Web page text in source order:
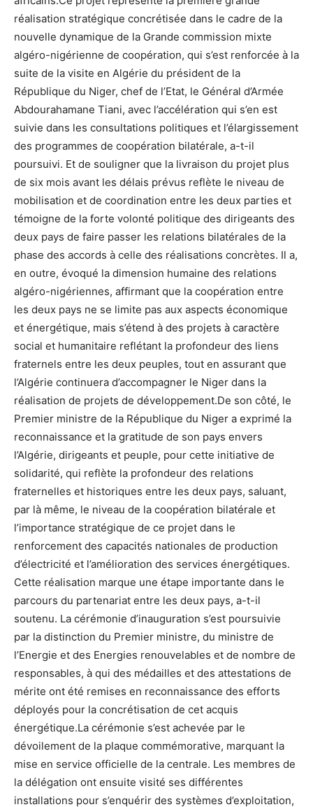
réalisation stratégique concrétisée dans le cadre de la
nouvelle dynamique de la Grande commission mixte
algéro-nigérienne de coopération, qui s’est renforcée à la
suite de la visite en Algérie du président de la
République du Niger, chef de l’Etat, le Général d’Armée
Abdourahamane Tiani, avec l’accélération qui s’en est
suivie dans les consultations politiques et l’élargissement
des programmes de coopération bilatérale, a-t-il
poursuivi. Et de souligner que la livraison du projet plus
de six mois avant les délais prévus reflète le niveau de
mobilisation et de coordination entre les deux parties et
témoigne de la forte volonté politique des dirigeants des
deux pays de faire passer les relations bilatérales de la
phase des accords à celle des réalisations concrètes. Il a,
en outre, évoqué la dimension humaine des relations
algéro-nigériennes, affirmant que la coopération entre
les deux pays ne se limite pas aux aspects économique
et énergétique, mais s’étend à des projets à caractère
social et humanitaire reflétant la profondeur des liens
fraternels entre les deux peuples, tout en assurant que
l’Algérie continuera d’accompagner le Niger dans la
réalisation de projets de développement.De son côté, le
Premier ministre de la République du Niger a exprimé la
reconnaissance et la gratitude de son pays envers
l’Algérie, dirigeants et peuple, pour cette initiative de
solidarité, qui reflète la profondeur des relations
fraternelles et historiques entre les deux pays, saluant,
par là même, le niveau de la coopération bilatérale et
l’importance stratégique de ce projet dans le
renforcement des capacités nationales de production
d’électricité et l’amélioration des services énergétiques.
Cette réalisation marque une étape importante dans le
parcours du partenariat entre les deux pays, a-t-il
soutenu. La cérémonie d’inauguration s’est poursuivie
par la distinction du Premier ministre, du ministre de
l’Energie et des Energies renouvelables et de nombre de
responsables, à qui des médailles et des attestations de
mérite ont été remises en reconnaissance des efforts
déployés pour la concrétisation de cet acquis
énergétique.La cérémonie s’est achevée par le
dévoilement de la plaque commémorative, marquant la
mise en service officielle de la centrale. Les membres de
la délégation ont ensuite visité ses différentes
installations pour s’enquérir des systèmes d’exploitation,